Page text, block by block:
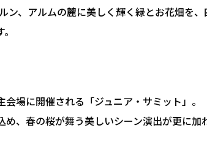
ン、アルムの麓に美しく輝く緑とお花畑を
場に開催される「ジュニア・サミット」。
、春の桜が舞う美しいシーン演出が更に加